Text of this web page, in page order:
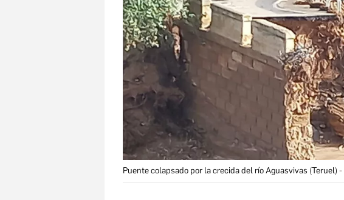
Puente colapsado por la crecida del río Aguasvivas (Teruel)